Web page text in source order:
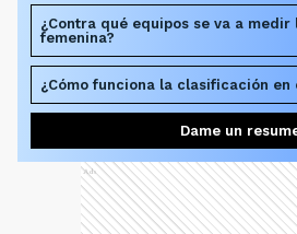
¿Contra qué equipos se va a medir
femenina?
¿Cómo funciona la clasificación en
Dame un
Ads